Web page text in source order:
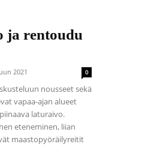
ja rentoudu
2021 0
nousseet sekä
vapaa-ajan alueet
laturaivo.
eteneminen, liian
maastopyöräilyreitit